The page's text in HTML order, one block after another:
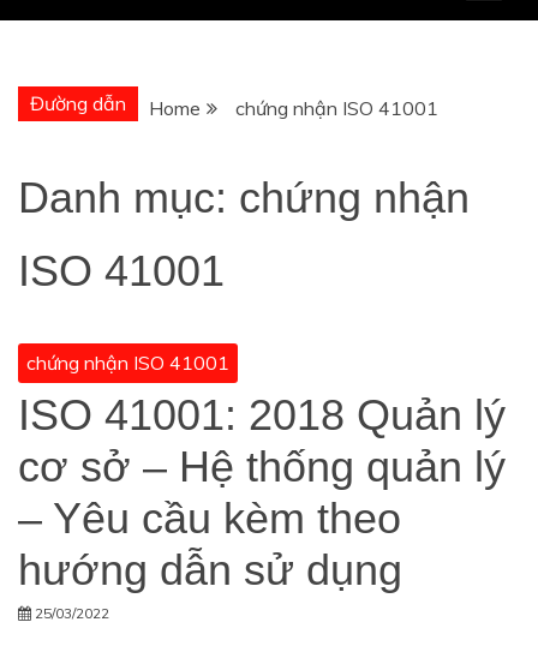
Đường dẫn Home chứng nhận ISO 41001
Danh mục: chứng nhận
ISO 41001
chứng nhận ISO 41001
ISO 41001: 2018 Quản lý
cơ sở – Hệ thống quản lý
– Yêu cầu kèm theo
hướng dẫn sử dụng
25/03/2022